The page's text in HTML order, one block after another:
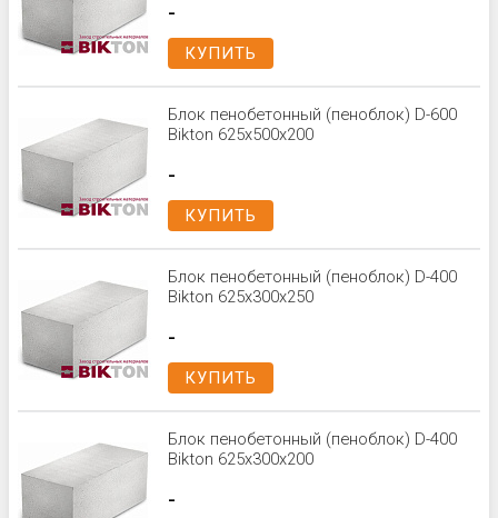
-
КУПИТЬ
Блок пенобетонный (пеноблок) D-600
Bikton 625x500x200
-
КУПИТЬ
Блок пенобетонный (пеноблок) D-400
Bikton 625x300x250
-
КУПИТЬ
Блок пенобетонный (пеноблок) D-400
Bikton 625x300x200
-